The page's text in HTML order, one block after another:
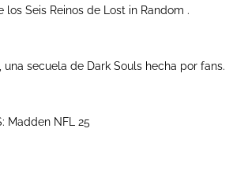
los Seis Reinos de Lost in Random .
una secuela de Dark Souls hecha por fans.
Madden NFL 25